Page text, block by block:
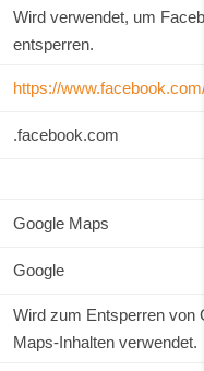
Wird verwendet, um
entsperren.
https://
.facebook.com
Google Maps
Google
Wird zum Entsperren von
Maps-Inhalten verwendet.